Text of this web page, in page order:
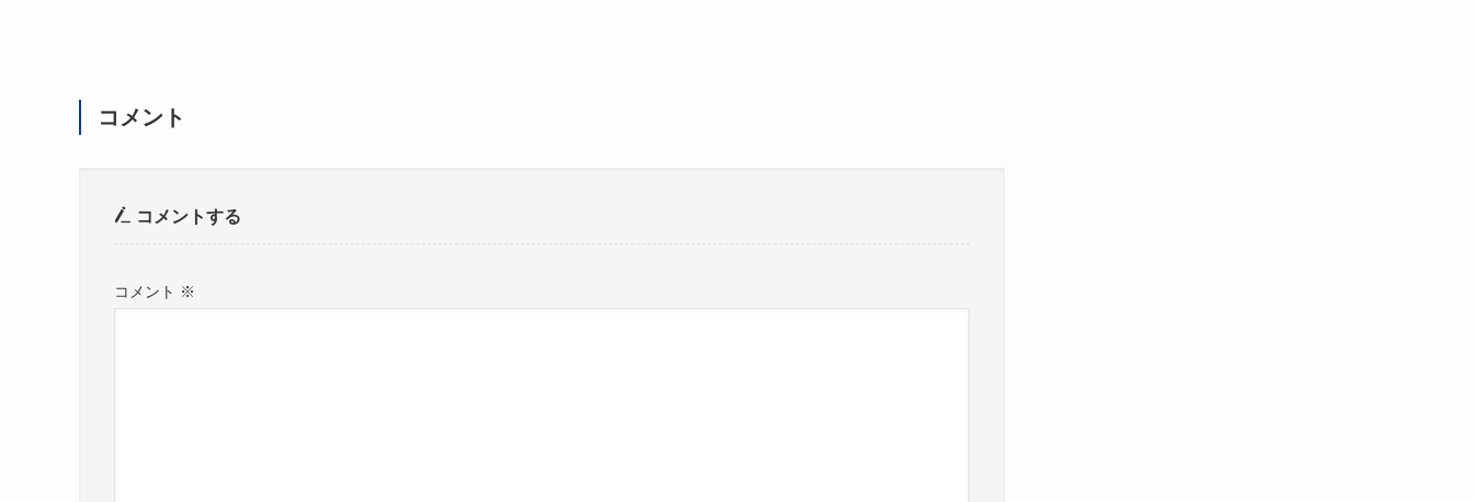
コメント
コメントする
コメント ※